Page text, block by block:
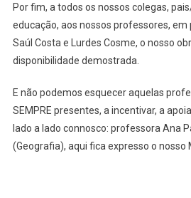
Por fim, a todos os nossos colegas,
educação, aos nossos professores, em
Saúl Costa e Lurdes Cosme, o nosso
disponibilidade demostrada.
E não podemos esquecer aquelas
SEMPRE presentes, a incentivar, a
lado a lado connosco: professora Ana
(Geografia), aqui fica expresso o nosso